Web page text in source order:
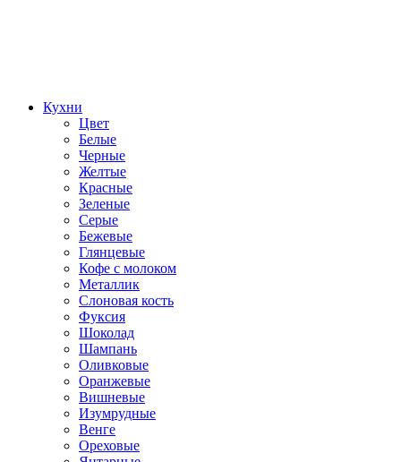
Кухни
Цвет
Белые
Черные
Желтые
Красные
Зеленые
Серые
Бежевые
Глянцевые
Кофе с молоком
Металлик
Слоновая кость
Фуксия
Шоколад
Шампань
Оливковые
Оранжевые
Вишневые
Изумрудные
Венге
Ореховые